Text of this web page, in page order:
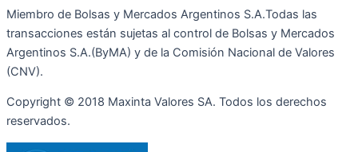
Miembro de Bolsas y Mercados Argentinos S.A.Todas las
transacciones están sujetas al control de Bolsas y Mercados
Argentinos S.A.(ByMA) y de la Comisión Nacional de Valores
(CNV).
Copyright © 2018 Maxinta Valores SA. Todos los derechos
reservados.